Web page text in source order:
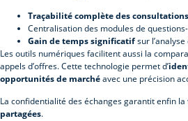
Traçabilité complète des consultations
Centralisation des modules de
Gain de temps significatifsur
Les outils numériques facilitent aussi la
appels d’offres. Cette technologie permet d’
opportunités de marchéavec une précision
La confidentialité des échanges garantit enfin la
partagées.